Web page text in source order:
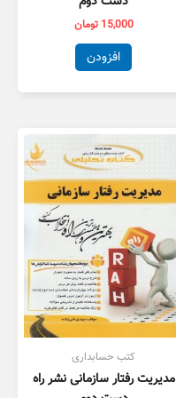
15,000 تومان
افزودن
کتب حسابداری
مدیریت رفتار سازمانی نشر راه